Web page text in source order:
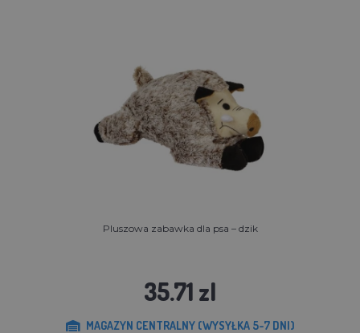
Pluszowa zabawka dla psa – dzik
35.71 zl
MAGAZYN CENTRALNY (WYSYŁKA 5-7 DNI)